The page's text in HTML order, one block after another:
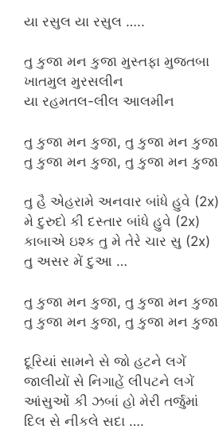
યા રસુલ યા રસુલ …..
તુ કુજા મન કુજા મુસ્તફા મુજતબા
ખાતમુલ મુરસલીન
યા રહમતલ-લીલ આલમીન
તુ કુજા મન કુજા, તુ કુજા મન કુજા
તુ કુજા મન કુજા, તુ કુજા મન કુજા
તુ હૈ એહરામે અનવાર બાંધે હુવે (2x)
મે દુરુદો કી દસ્તાર બાંધે હુવે (2x)
કાબાએ ઇશ્ક તુ મે તેરે ચાર સુ (2x)
તુ અસર મેં દુઆ …
તુ કુજા મન કુજા, તુ કુજા મન કુજા
તુ કુજા મન કુજા, તુ કુજા મન કુજા
દૂરિયાં સામને સે જો હટને લગેં
જાલીયોં સે નિગાહેં લીપટને લગેં
આંસુઓં કી ઝબાં હો મેરી તર્જુમાં
દિલ સે નીકલે સદા ….